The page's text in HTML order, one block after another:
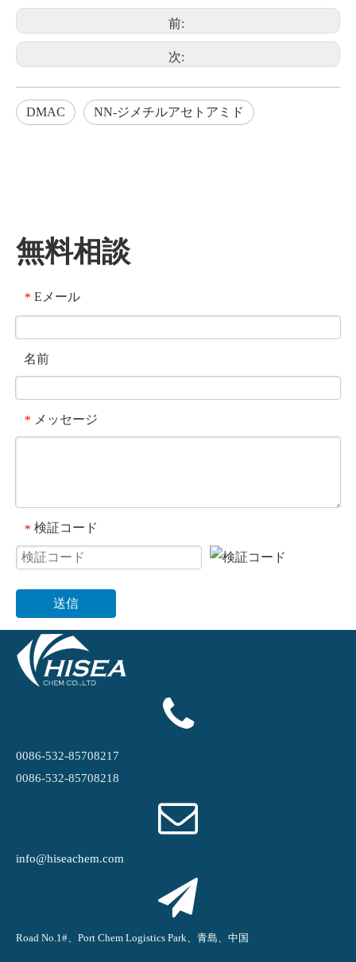
前:
次:
DMAC NN-ジメチルアセトアミド
無料相談
* Eメール
名前
* メッセージ
* 検証コード
送信
0086-532-85708217
0086-532-85708218
info@hiseachem.com
Road No.1#、Port Chem Logistics Park、青島、中国